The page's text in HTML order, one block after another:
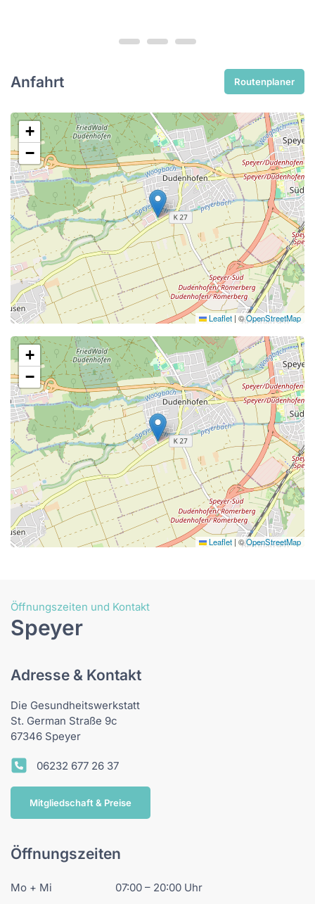
Anfahrt Routenplaner
+
−
Leaflet | ©OpenStreetMap
+
−
Leaflet | ©OpenStreetMap
Öffnungszeiten und Kontakt
Speyer
Adresse & Kontakt
Die Gesundheitswerkstatt
St. German Straße 9c
67346 Speyer
06232 677 26 37
Mitgliedschaft & Preise
Öffnungszeiten
Mo + Mi
07:00 – 20:00 Uhr